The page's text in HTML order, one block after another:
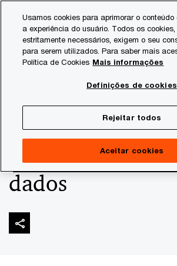
content
footer
Consultoria
Identificação e
monitoramento
comportamento
dados
Usamos cookies para aprimorar o conteúdo
a experiência do usuário. Todos os
estritamente necessários, exigem o seu
para serem utilizados. Para saber mais
Política de Cookies Mais informações
Definições de cookies
Rejeitar todos
Aceitar cookies